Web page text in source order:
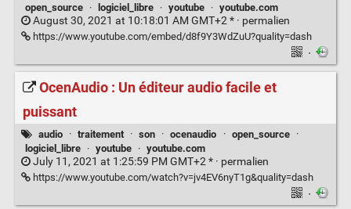
open_source
· logiciel_libre · youtube · youtube.com
August 30, 2021 at 10:18:01 AM GMT+2 * · permalien
https://www.youtube.com/embed/d8f9Y3WdZuU?quality=dash
·
OcenAudio : Un éditeur audio facile et
puissant
audio · traitement · son · ocenaudio · open_source
·
logiciel_libre
· youtube · youtube.com
July 11, 2021 at 1:25:59 PM GMT+2 * · permalien
https://www.youtube.com/watch?v=jv4EV6nyT1g&quality=dash
·